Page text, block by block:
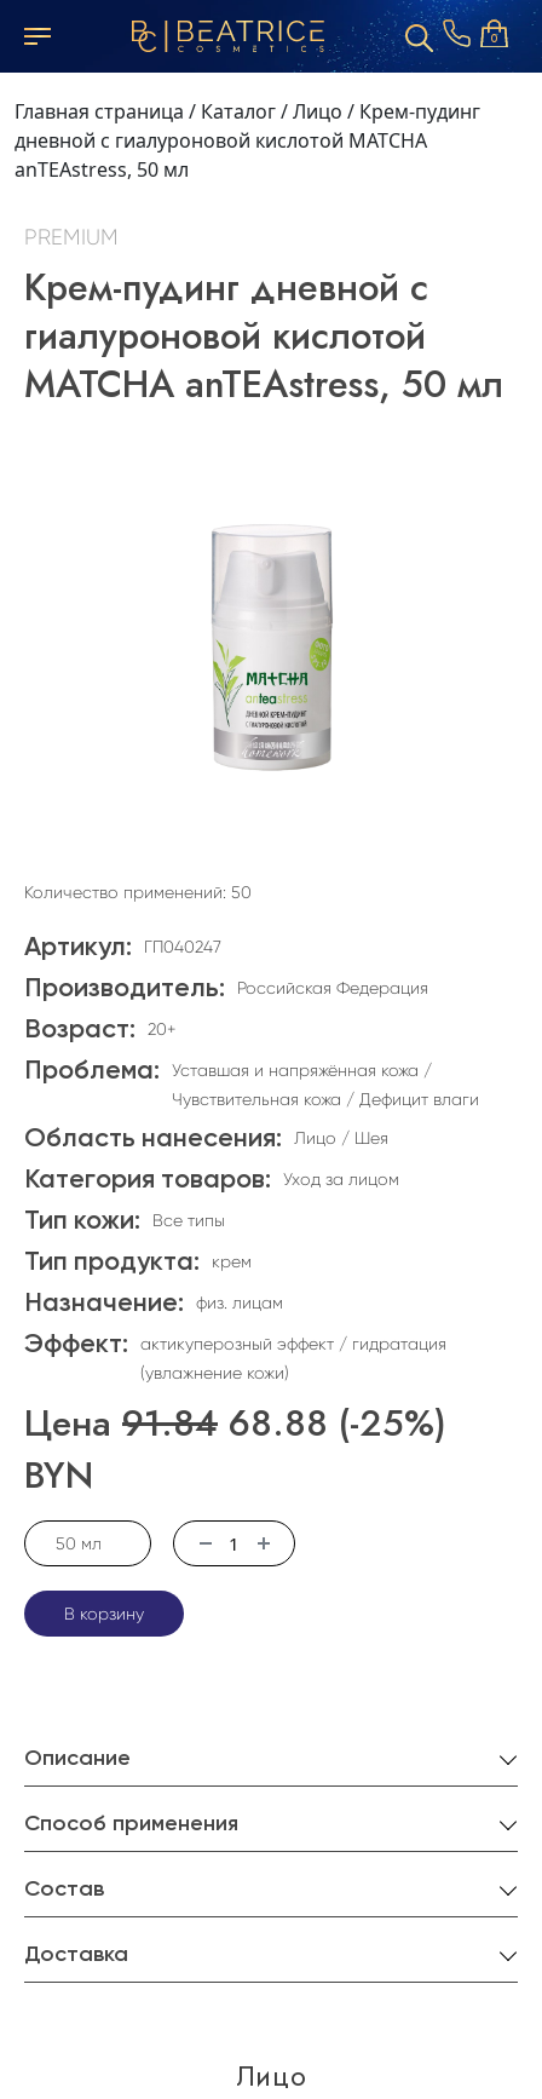
0
Главная страница / Каталог/Лицо / Крем-пудинг
дневной с гиалуроновой кислотой MATCHA
anTEAstress, 50 мл
PREMIUM
Крем-пудинг дневной с
гиалуроновой кислотой
MATCHA anTEAstress, 50 мл
Количество применений: 50
Артикул: ГП040247
Производитель: Российская Федерация
Возраст: 20+
Проблема:
Уставшая и напряжённая кожа /
Чувствительная кожа / Дефицит влаги
Область нанесения: Лицо / Шея
Категория товаров: Уход за лицом
Тип кожи: Все типы
Тип продукта: крем
Назначение: физ. лицам
Эффект:
актикуперозный эффект / гидратация
(увлажнение кожи)
Цена 91.84 68.88 (-25%)
BYN
50 мл
В корзину
Описание
Способ применения
Состав
Доставка
Лицо